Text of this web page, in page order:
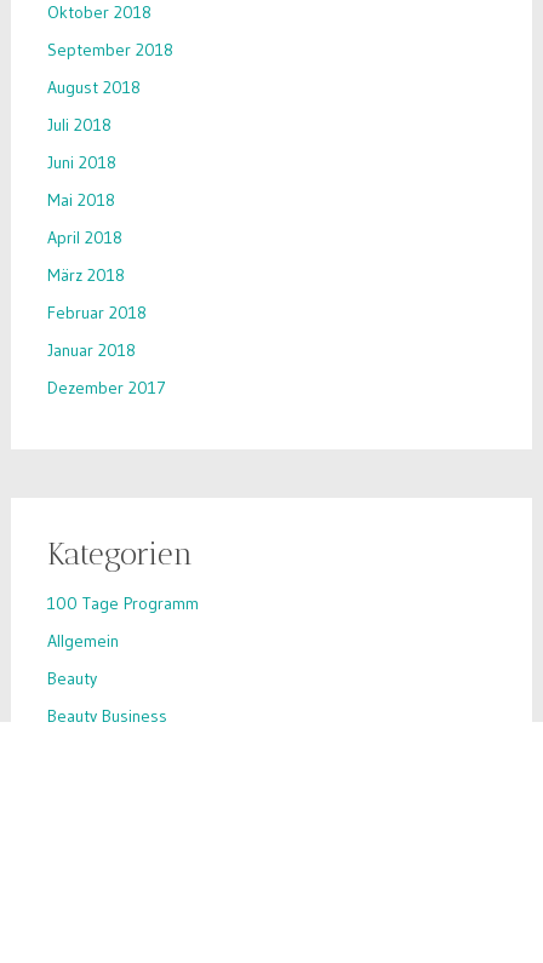
Oktober 2018
September 2018
August 2018
Juli 2018
Juni 2018
Mai 2018
April 2018
März 2018
Februar 2018
Januar 2018
Dezember 2017
Kategorien
100 Tage Programm
Allgemein
Beauty
Beauty Business